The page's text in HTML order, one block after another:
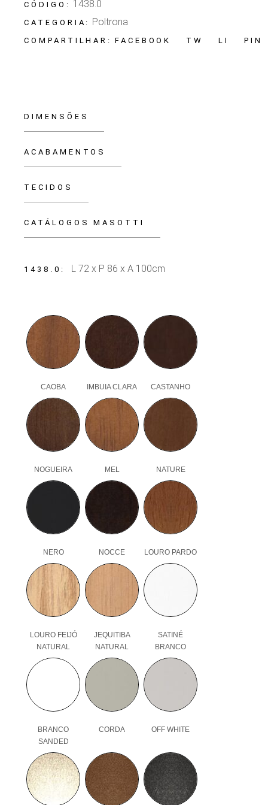
CÓDIGO: 1438.0
CATEGORIA: Poltrona
COMPARTILHAR: FACEBOOK TW LI PIN
DIMENSÕES
ACABAMENTOS
TECIDOS
CATÁLOGOS MASOTTI
1438.0 L 72 x P 86 x A 100cm
CAOBA IMBUIA CLARA CASTANHO
NOGUEIRA MEL NATURE
NERO NOCCE LOURO PARDO
LOURO FEIJÓ
NATURAL
JEQUITIBA
NATURAL
SATINÉ
BRANCO
BRANCO
SANDED
CORDA OFF WHITE